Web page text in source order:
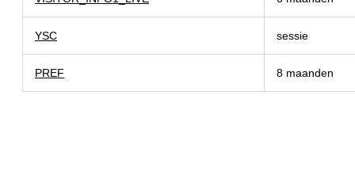
YSC sessie
PREF 8 maanden